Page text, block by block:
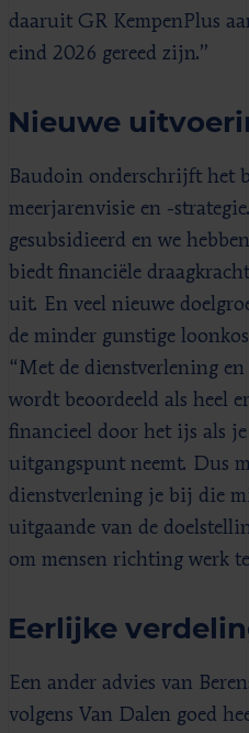
daaruit GR KempenPlus
eind 2026 gereed zijn.”
Nieuwe
Baudoin onderschrijft het
meerjarenvisie en -
gesubsidieerd en we
biedt financiële
uit. En veel nieuwe
de minder gunstige
“Met de dienstverlening
wordt beoordeeld als heel
financieel door het ijs als
uitgangspunt neemt. Dus
dienstverlening je bij die
uitgaande van de
om mensen richting werk
Eerlijke
Een ander advies van
volgens Van Dalen goed